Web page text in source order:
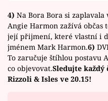
4) Na Bora Bora si zaplavala
Angie Harmon zažívá občas
její přijmení, které vlastní i
jménem Mark Harmon.6)
To zaručuje štíhlou postavu
co objevovat.Sledujte
Rizzoli & Isles ve 20.15!